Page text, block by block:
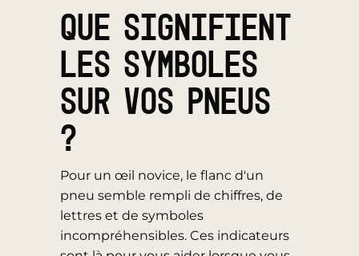
QUE SIGNIFIENT
LES SYMBOLES
SUR VOS PNEUS
?
Pour un œil novice, le flanc d'un
pneu semble rempli de chiffres, de
lettres et de symboles
incompréhensibles. Ces indicateurs